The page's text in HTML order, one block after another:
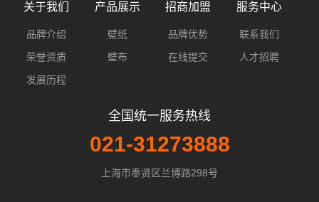
关于我们
品牌介绍
荣誉资质
发展历程
产品展示
壁纸
壁布
招商加盟
品牌优势
在线提交
服务中心
联系我们
人才招聘
全国统一服务热线
021-31273888
上海市奉贤区兰博路298号